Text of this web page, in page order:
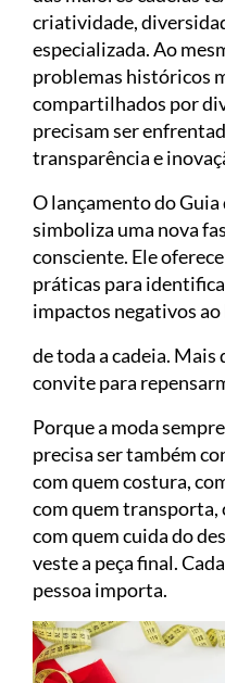
criatividade,
especializada. Ao
problemas históricos
compartilhados por
precisam ser
transparência e
O lançamento do
simboliza uma nova
consciente. Ele
práticas para
impactos negativos
de toda a cadeia. Mais
convite para
Porque a moda
precisa ser também
com quem costura,
com quem transporta,
com quem cuida do
veste a peça final.
pessoa importa.